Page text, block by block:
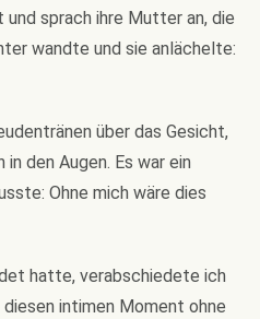
sprach ihre Mutter an, die
wandte und sie anlächelte:
über das Gesicht,
den Augen. Es war ein
Ohne mich wäre dies
hatte, verabschiedete ich
intimen Moment ohne